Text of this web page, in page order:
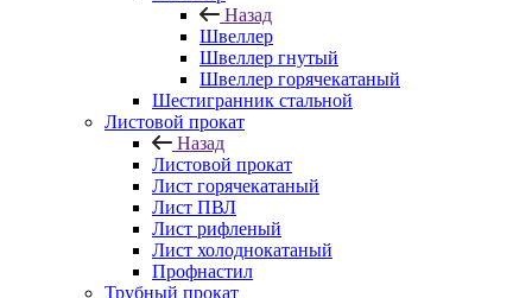
Назад
Швеллер
Швеллер гнутый
Швеллер горячекатаный
Шестигранник стальной
Листовой прокат
Назад
Листовой прокат
Лист горячекатаный
Лист ПВЛ
Лист рифленый
Лист холоднокатаный
Профнастил
Трубный прокат